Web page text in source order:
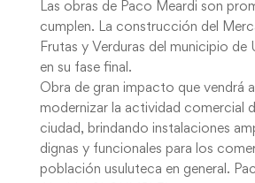
Las obras de Paco Meardi son
cumplen. La construcción del
Frutas y Verduras del municipio de
en su fase final.
Obra de gran impacto que vendrá
modernizar la actividad comercial
ciudad, brindando instalaciones
dignas y funcionales para los
población usuluteca en general.